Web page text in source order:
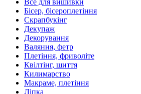
Бісер, бісероплетіння
Скрапбукінг
Декупаж
Декорування
Валяння, фетр
Плетіння, фриволіте
Квілтінг, шиття
Килимарство
Макраме, плетіння
Ліпка